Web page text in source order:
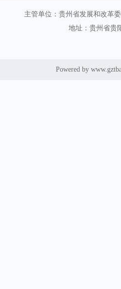
主管单位：贵州省发展和改革
地址：贵州省贵
Powered by